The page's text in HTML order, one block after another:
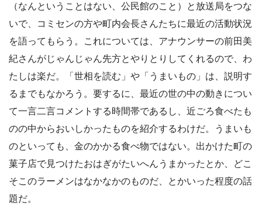
（なんということはない、公民館のこと）と放送局をつな
いで、コミセンの方や町内会長さんたちに最近の活動状況
を語ってもらう。これについては、アナウンサーの前田美
紀さんがじゃんじゃん先方とやりとりしてくれるので、わ
たしは楽だ。「世相を読む」や「うまいもの」は、説明す
るまでもなかろう。要するに、最近の世の中の動きについ
て一言二言コメントする時間帯であるし、近ごろ食べたも
のの中からおいしかったものを紹介するわけだ。うまいも
のといっても、金のかかる食べ物ではない。出かけた町の
菓子店で見つけたおはぎがたいへんうまかったとか、どこ
そこのラーメンはなかなかのものだ、とかいった程度の話
題だ。